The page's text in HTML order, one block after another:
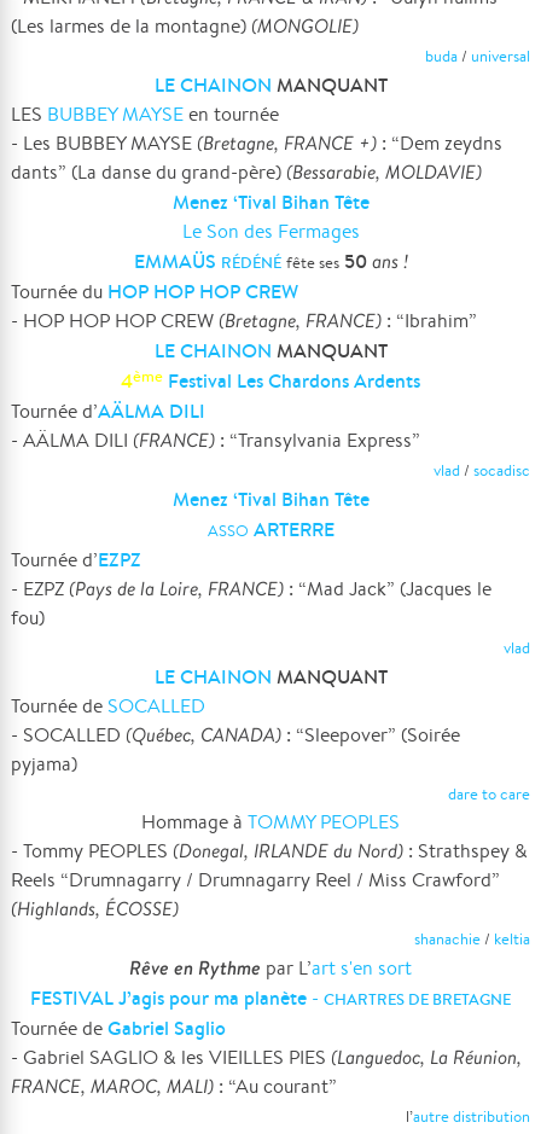
(Les larmes de la montagne) (MONGOLIE)
buda/ universal
LE CHAINON MANQUANT
LES BUBBEY MAYSEen tournée
- Les BUBBEY MAYSE (Bretagne, FRANCE +) : “Dem zeydns
dants” (La danse du grand-père) (Bessarabie, MOLDAVIE)
Menez ‘Tival Bihan Tête
Le Son des Fermages
EMMAÜS RÉDÉNÉ fête ses 50 ans !
Tournée du HOP HOP HOP CREW
- HOP HOP HOP CREW (Bretagne, FRANCE) : “Ibrahim”
LE CHAINON MANQUANT
4ème Festival Les Chardons Ardents
Tournée d’AÄLMA DILI
- AÄLMA DILI (FRANCE) : “Transylvania Express”
vlad / socadisc
Menez ‘Tival Bihan Tête
ASSO ARTERRE
Tournée d’EZPZ
- EZPZ (Pays de la Loire, FRANCE) : “Mad Jack” (Jacques le
fou)
vlad
LE CHAINON MANQUANT
Tournée de SOCALLED
- SOCALLED (Québec, CANADA) : “Sleepover” (Soirée
pyjama)
dare to care
Hommage à TOMMY PEOPLES
- Tommy PEOPLES (Donegal, IRLANDE du Nord) : Strathspey &
Reels “Drumnagarry / Drumnagarry Reel / Miss Crawford”
(Highlands, ÉCOSSE)
shanachie/ keltia
Rêve en Rythme par L’art s'en sort
FESTIVAL J’agis pour ma planète - CHARTRES DE BRETAGNE
Tournée deGabriel Saglio
- Gabriel SAGLIO & les VIEILLES PIES (Languedoc, La Réunion,
FRANCE, MAROC, MALI) : “Au courant”
l’autre distribution